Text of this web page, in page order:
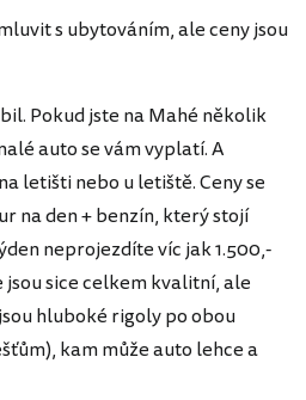
s ubytováním, ale ceny jsou
Pokud jste na Mahé několik
auto se vám vyplatí. A
letišti nebo u letiště. Ceny se
na den + benzín, který stojí
neprojezdíte víc jak 1.500,-
jsou sice celkem kvalitní, ale
hluboké rigoly po obou
kam může auto lehce a